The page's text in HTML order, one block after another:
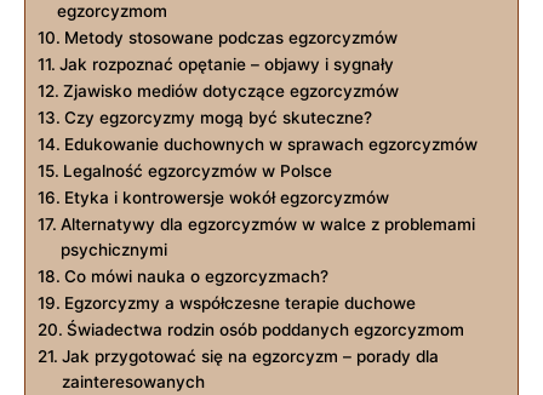
egzorcyzmom
Metody stosowane podczas egzorcyzmów
Jak⁣ rozpoznać opętanie – objawy i sygnały
Zjawisko mediów dotyczące egzorcyzmów
Czy egzorcyzmy mogą być skuteczne?
Edukowanie‌ duchownych w‍ sprawach egzorcyzmów
Legalność egzorcyzmów‍ w Polsce
Etyka i ‍kontrowersje wokół egzorcyzmów
Alternatywy dla egzorcyzmów w walce z problemami
psychicznymi
Co mówi nauka o egzorcyzmach?
Egzorcyzmy a współczesne terapie duchowe
Świadectwa rodzin osób poddanych egzorcyzmom
Jak przygotować się na egzorcyzm – porady dla
zainteresowanych